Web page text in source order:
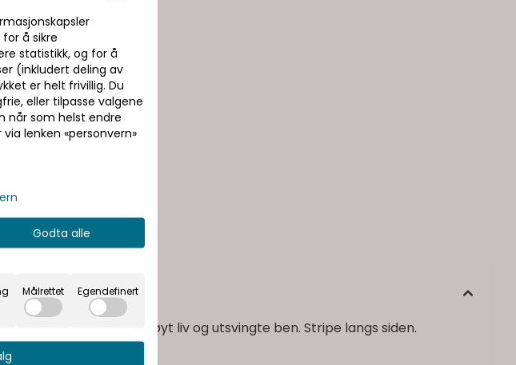
myk mot huden, har høyt liv og utsvingte ben. Stripe langs siden.
å sikre
statistikk, og for å
(inkludert deling av
er helt frivillig. Du
eller tilpasse valgene
når som helst endre
lenken «personvern»
Godta alle
Målrettet Egendefinert